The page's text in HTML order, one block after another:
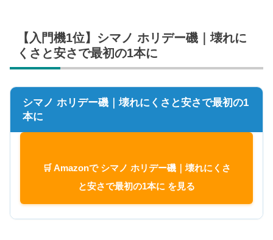
【入門機1位】シマノ ホリデー磯｜壊れに
くさと安さで最初の1本に
シマノ ホリデー磯｜壊れにくさと安さで最初の1
本に
🛒 Amazonで シマノ ホリデー磯｜壊れにくさ
と安さで最初の1本に を見る